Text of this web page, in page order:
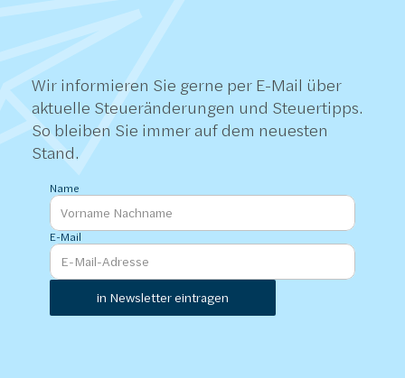
Wir informieren Sie gerne per E-Mail über
aktuelle Steueränderungen und Steuertipps.
So bleiben Sie immer auf dem neuesten
Stand.
Name
E-Mail
in Newsletter eintragen